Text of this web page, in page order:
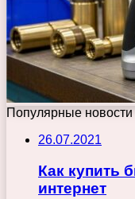
Популярные новости
26.07.2021
Как купить
интернет